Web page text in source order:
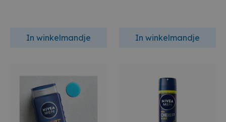
In winkelmandje In winkelmandje